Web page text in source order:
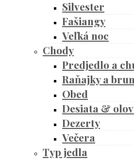
Silvester
Fašiangy
Veľká noc
Chody
Predjedlo a
Raňajky a
Obed
Desiata &
Dezerty
Večera
Typ jedla